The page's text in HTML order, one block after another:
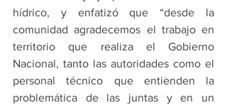
hídrico, y enfatizó que “desde la
comunidad agradecemos el trabajo en
territorio que realiza el Gobierno
Nacional, tanto las autoridades como el
personal técnico que entienden la
problemática de las juntas y en un